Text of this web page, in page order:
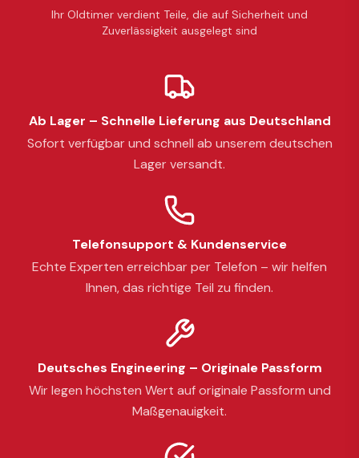
Ihr Oldtimer verdient Teile, die auf Sicherheit und
Zuverlässigkeit ausgelegt sind
Ab Lager – Schnelle Lieferung aus Deutschland
Sofort verfügbar und schnell ab unserem deutschen
Lager versandt.
Telefonsupport & Kundenservice
Echte Experten erreichbar per Telefon – wir helfen
Ihnen, das richtige Teil zu finden.
Deutsches Engineering – Originale Passform
Wir legen höchsten Wert auf originale Passform und
Maßgenauigkeit.